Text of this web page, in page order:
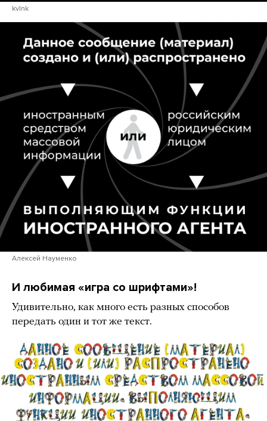
kvlnk
Алексей Науменко
И любимая «игра со шрифтами»!
Удивительно, как много есть разных способов
передать один и тот же текст.